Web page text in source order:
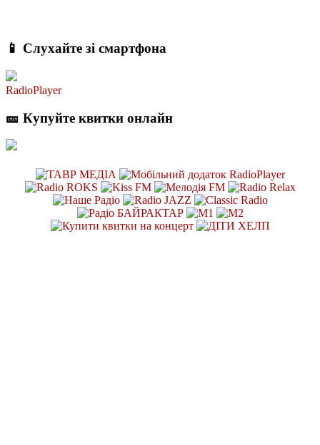
📱 Слухайте зі смартфона
RadioPlayer
🎫 Купуйте квитки онлайн